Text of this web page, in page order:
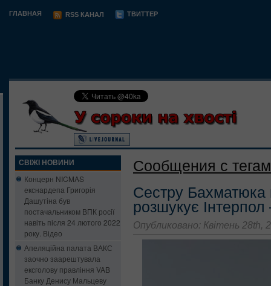
ГЛАВНАЯ RSS КАНАЛ ТВИТТЕР
СВІЖІ НОВИНИ
Концерн NICMAS
екснардепа Григорія
Дашутіна був
постачальником ВПК росії
навіть після 24 лютого 2022
року. Відео
Апеляційна палата ВАКС
заочно заарештувала
ексголову правління VAB
Банку Денису Мальцеву
Сообщения с
Сестру Бахматюка
розшукує
Опубликовано: Квітень 28th,